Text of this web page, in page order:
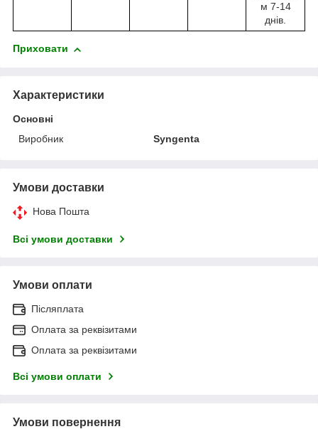
м 7-14
днів.
Приховати
Характеристики
Основні
Виробник
Syngenta
Умови доставки
Нова Пошта
Всі умови доставки
Умови оплати
Післяплата
Оплата за реквізитами
Оплата за реквізитами
Всі умови оплати
Умови повернення